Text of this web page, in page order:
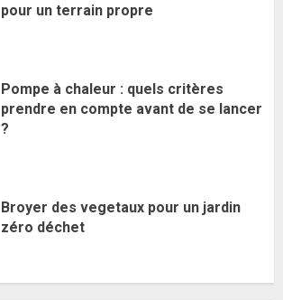
pour un terrain propre
Pompe à chaleur : quels critères
prendre en compte avant de se lancer
?
Broyer des vegetaux pour un jardin
zéro déchet